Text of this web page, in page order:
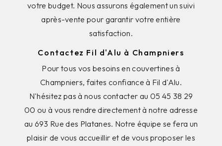
votre budget. Nous assurons également un suivi
après-vente pour garantir votre entière
satisfaction.
Contactez Fil d'Alu à Champniers
Pour tous vos besoins en couvertines à
Champniers, faites confiance à Fil d'Alu.
N'hésitez pas à nous contacter au 05 45 38 29
00 ou à vous rendre directement à notre adresse
au 693 Rue des Platanes. Notre équipe se fera un
plaisir de vous accueillir et de vous proposer les